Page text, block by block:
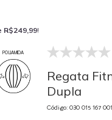
!
030 015 167 0018
POLIAMIDA
Regata
Dupla
Código: 030 015 167